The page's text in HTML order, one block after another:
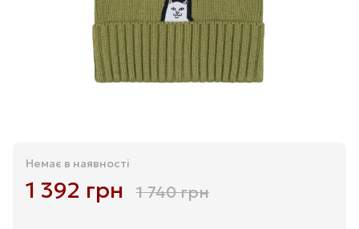
Немає в наявності
1 392 грн 1 740 грн